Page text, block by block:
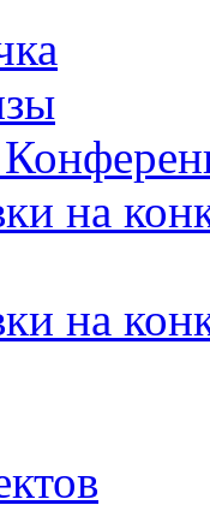
на
на